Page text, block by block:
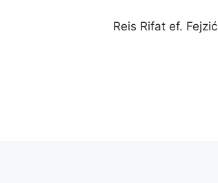
Reis Rifat ef. Fejzić